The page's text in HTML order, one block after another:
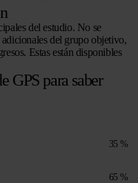
del estudio. No se
del grupo objetivo,
Estas están disponibles
GPS para saber
35 %
65 %